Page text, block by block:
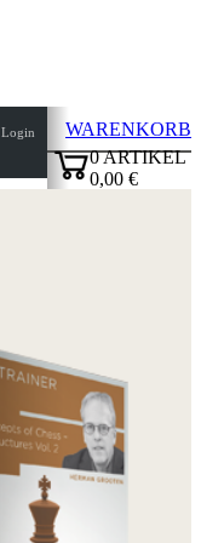
Login
WARENKORB
0ARTIKEL
0,00 €